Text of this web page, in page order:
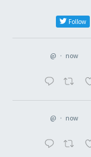
Follow
@ · now
@ · now